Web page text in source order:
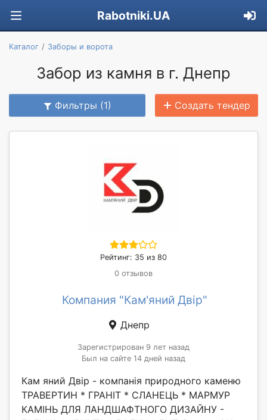
Rabotniki.UA
Каталог Заборы и ворота
Забор из камня в г. Днепр
Фильтры (1) Создать тендер
Рейтинг: 35 из 80
0 отзывов
Компания "Кам'яний Двір"
Днепр
Зарегистрирован 9 лет назад
Был на сайте 14 дней назад
Кам яний Двір - компанія природного каменю
ТРАВЕРТИН * ГРАНІТ * СЛАНЕЦЬ * МАРМУР
КАМІНЬ ДЛЯ ЛАНДШАФТНОГО ДИЗАЙНУ -